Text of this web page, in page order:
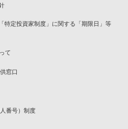
特定投資家制度」に関する「期限日」等
て
窓口
番号）制度